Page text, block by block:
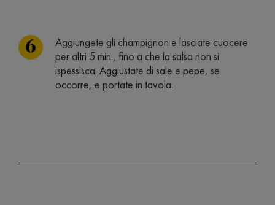
Aggiungete gli champignon e lasciate cuocere
per altri 5 min., fino a che la salsa non si
ispessisca. Aggiustate di sale e pepe, se
occorre, e portate in tavola.